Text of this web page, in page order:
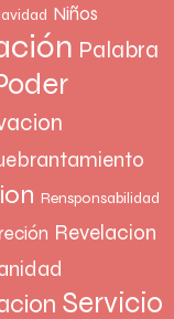
Niños
Palabra
Rensponsabilidad
Revelacion
Servicio